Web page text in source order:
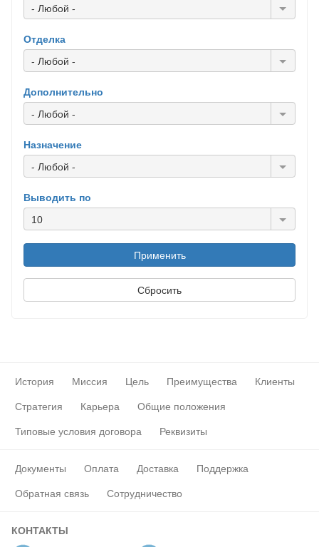
- Любой -
Отделка
- Любой -
Дополнительно
- Любой -
Назначение
- Любой -
Выводить по
10
История Миссия Цель Преимущества
Клиенты
Стратегия
Карьера
Общие положения
Типовые условия договора
Реквизиты
Документы Оплата Доставка
Поддержка
Обратная связь
Сотрудничество
КОНТАКТЫ